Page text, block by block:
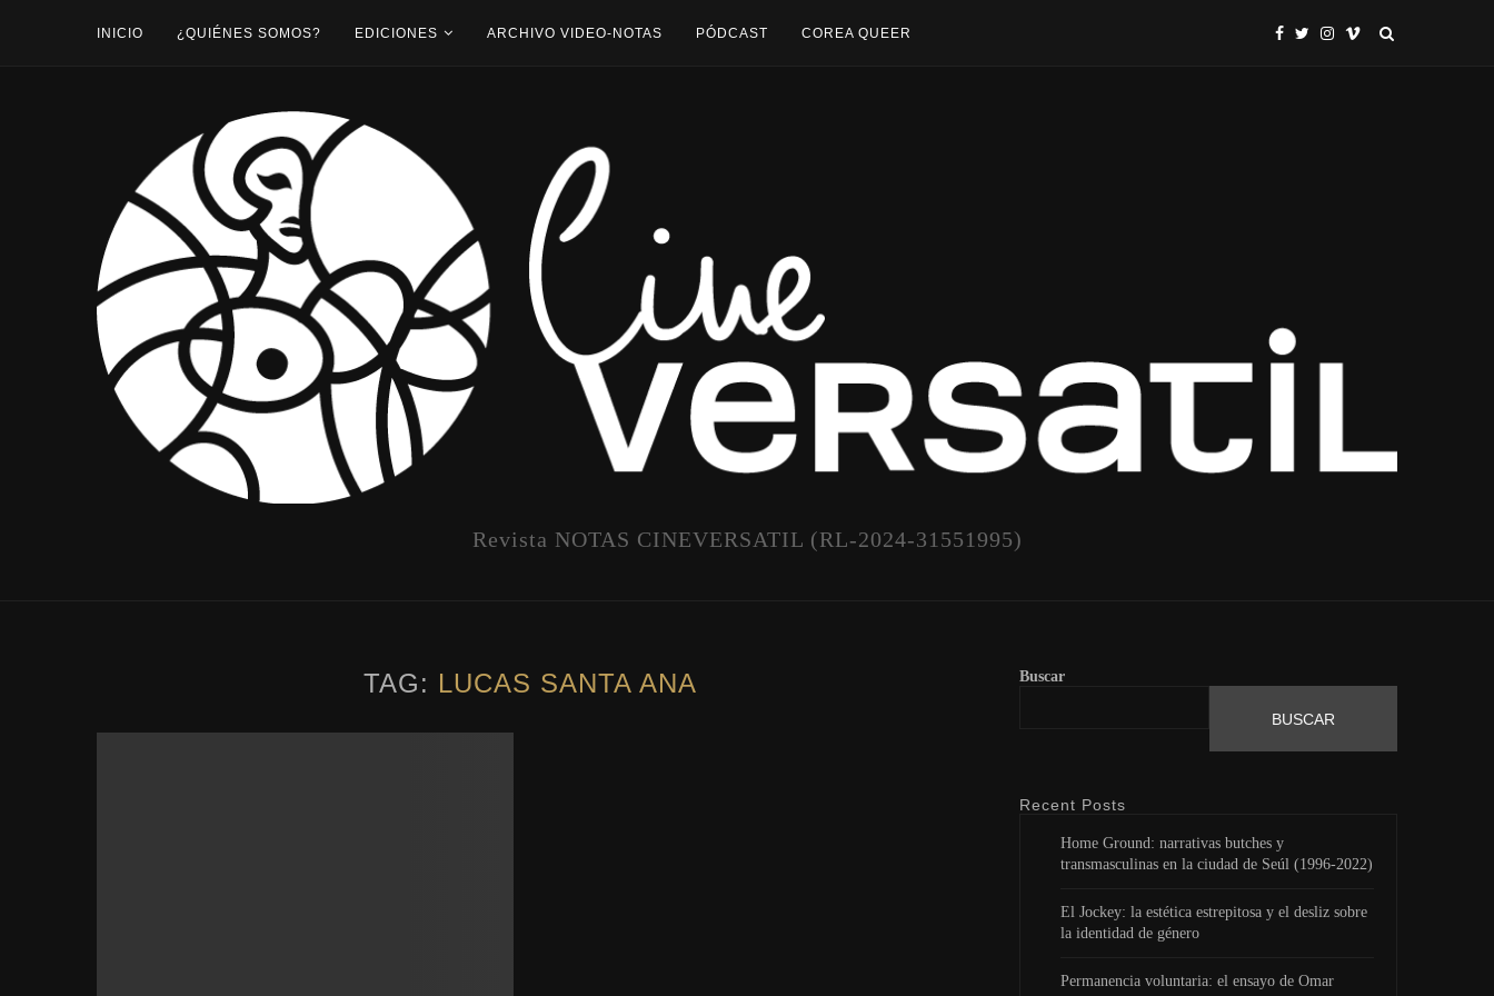
INICIO ¿QUIÉNES SOMOS? EDICIONES ARCHIVO VIDEO-NOTAS PÓDCAST COREA QUEER
Revista NOTAS CINEVERSATIL (RL-2024-31551995)
TAG: LUCAS SANTA ANA Buscar
BUSCAR
Recent Posts
Home Ground: narrativas butches y
transmasculinas en la ciudad de Seúl (1996-2022)
El Jockey: la estética estrepitosa y el desliz sobre
la identidad de género
Permanencia voluntaria: el ensayo de Omar